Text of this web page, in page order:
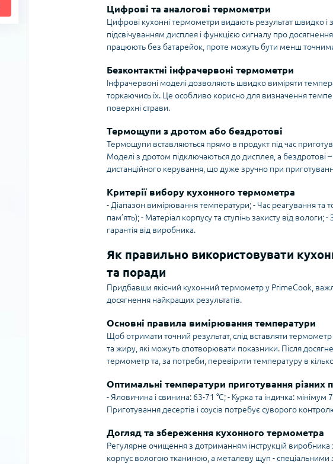
Цифрові та аналогові термометри
Цифрові кухонні термометри видають результат швидко і
підсвічуванням дисплея і функцією сигналу про
працюють без батарейок, проте можуть бути менш
Безконтактні інфрачервоні термометри
Інфрачервоні моделі дозволяють швидко виміряти
торкаючись їх. Це особливо корисно для визначення
поверхні страви.
Термощупи з дротом або бездротові
Термощупи вставляються прямо в продукт під час
Моделі з дротом підключаються до дисплея, а бездротові
дистанційного керування, що дуже зручно при
Критерії вибору кухонного термометра
- Діапазон вимірювання температури; - Час реагування та
пам’ять); - Матеріал корпусу та ступінь захисту від вологи; -
гарантія від виробника.
Як правильно використовувати
та поради
Придбавши якісний кухонний термометр у PrimeCook,
досягнення найкращих результатів.
Основні правила вимірювання температури
Щоб отримати точний результат, слід вставляти
та жиру, які можуть спотворювати показники. Після
термометр та, за потреби, перевірити температуру в
Оптимальні температури приготування різних
- Яловичина і свинина: 63-71 °C; - Курка та індичка: мінімум
Приготування десертів і соусів потребує суворого
Догляд та збереження кухонного термометра
Регулярне очищення з дотриманням інструкцій
корпус вологою тканиною, а металеву щуп - спеціальними